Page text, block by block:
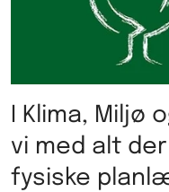
I Klima, Miljø
vi med alt
fysiske